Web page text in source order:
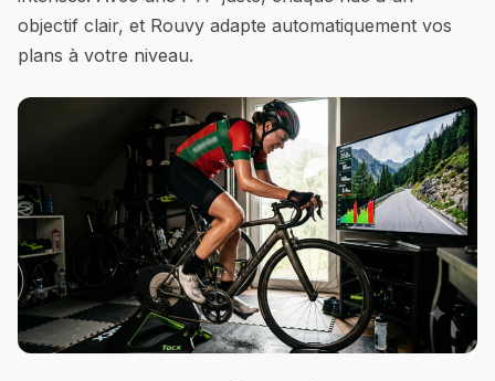
objectif clair, et Rouvy adapte automatiquement vos
plans à votre niveau.